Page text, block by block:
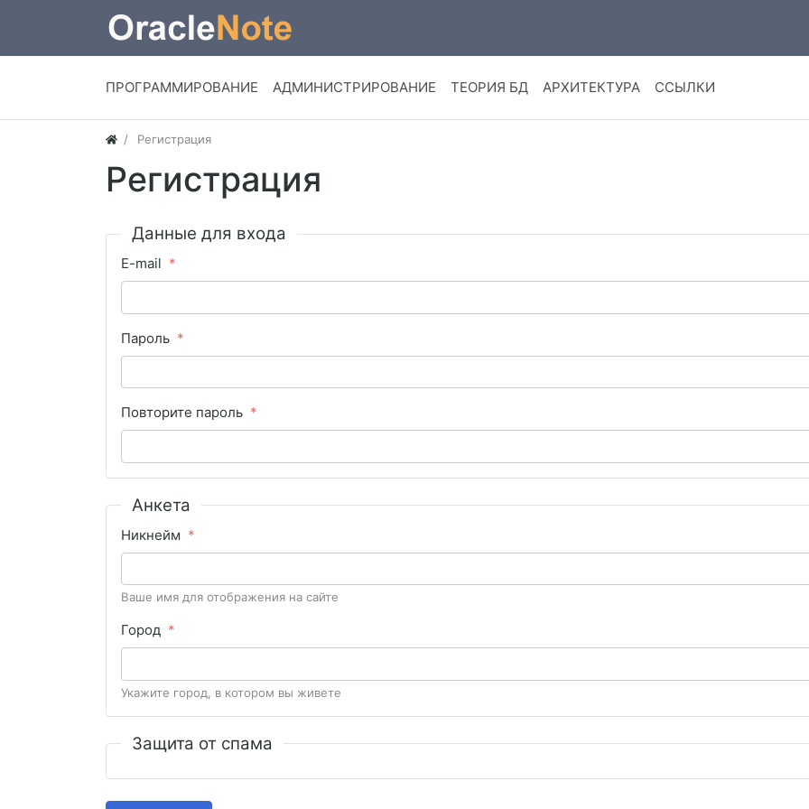
ПРОГРАММИРОВАНИЕ АДМИНИСТРИРОВАНИЕ ТЕОРИЯ БД АРХИТЕКТУРА ССЫЛКИ
Регистрация
Регистрация
Данные для входа
E-mail
Пароль
Повторите пароль
Анкета
Никнейм
Ваше имя для отображения на сайте
Город
Укажите город, в котором вы живете
Защита от спама